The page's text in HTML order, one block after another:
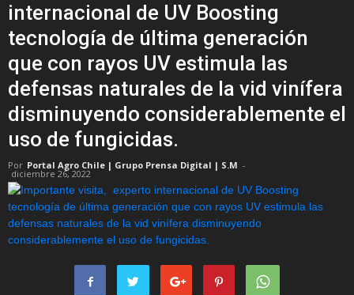
internacional de UV Boosting
tecnología de última generación
que con rayos UV estimula las
defensas naturales de la vid vinífera
disminuyendo considerablemente el
uso de fungicidas.
Por Portal Agro Chile | Grupo Prensa Digital | S.M -
diciembre 26, 2022